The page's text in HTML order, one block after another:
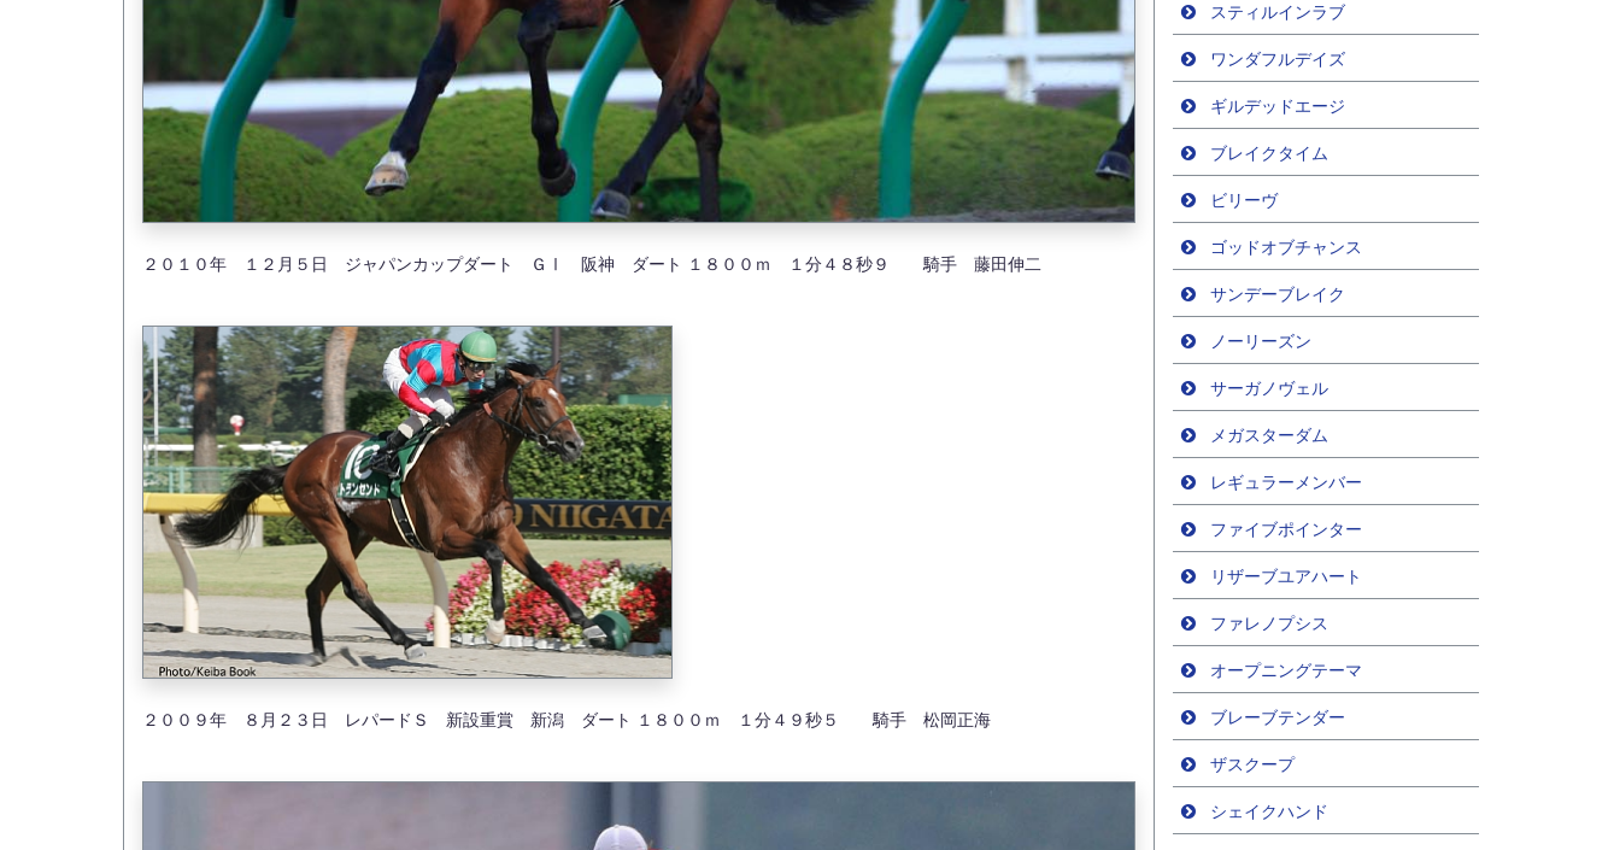
２０１０年 １２月５日 ジャパンカップダート ＧⅠ 阪神 ダート １８００ｍ １分４８秒９ 騎手 藤田伸二
２００９年 ８月２３日 レパードＳ 新設重賞 新潟 ダート １８００ｍ １分４９秒５ 騎手 松岡正海
スティルインラブ
ワンダフルデイズ
ギルデッドエージ
ブレイクタイム
ビリーヴ
ゴッドオブチャンス
サンデーブレイク
ノーリーズン
サーガノヴェル
メガスターダム
レギュラーメンバー
ファイブポインター
リザーブユアハート
ファレノプシス
オープニングテーマ
ブレーブテンダー
ザスクープ
シェイクハンド